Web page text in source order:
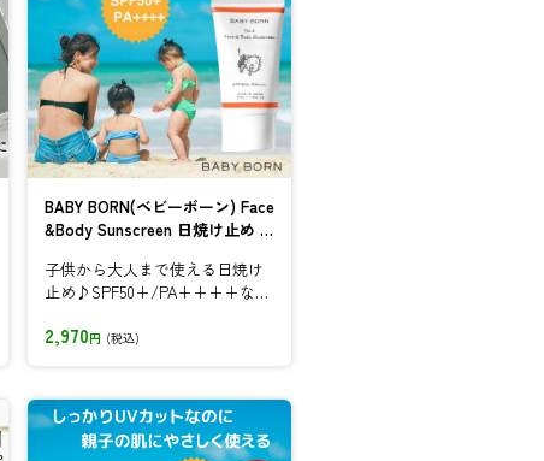
BABY BORN(ベビーボーン) Face
&Body Sunscreen 日焼け止め s
子供から大人まで使える日焼け
止め♪SPF50+/PA++++なの
付...
2,970円 (税込)